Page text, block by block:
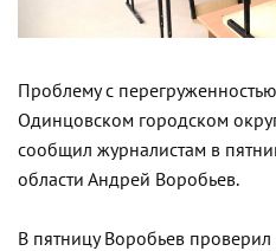
Проблему с
Одинцовском городском
сообщил журналистам в
области Андрей Воробьев.
В пятницу Воробьев проверил